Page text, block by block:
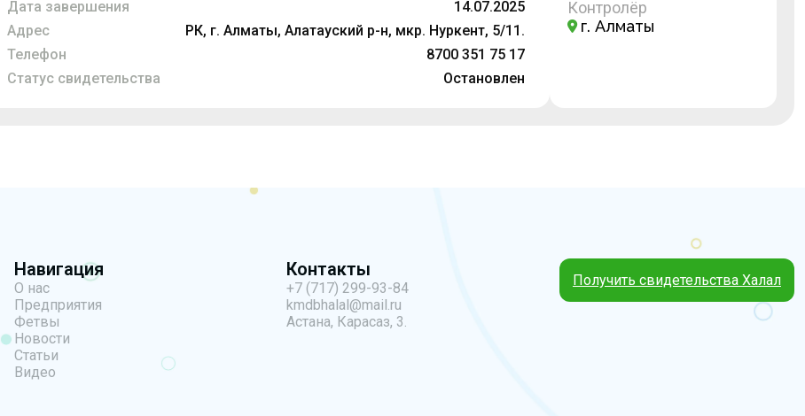
Дата завершения
14.07.2025
Адрес
РК, г. Алматы, Алатауский р-н, мкр. Нуркент, 5/11.
Телефон
8700 351 75 17
Статус свидетельства
Остановлен
Контролёр
г. Алматы
Навигация
О нас
Предприятия
Фетвы
Новости
Статьи
Видео
Контакты
+7 (717) 299-93-84
kmdbhalal@mail.ru
Астана, Карасаз, 3.
Получить свидетельства Халал